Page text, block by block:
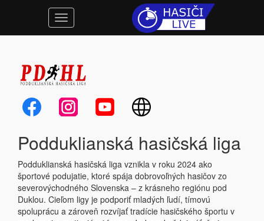
Podduklianská hasičská liga
Podduklianská hasičská liga vznikla v roku 2024 ako
športové podujatie, ktoré spája dobrovoľných hasičov zo
severovýchodného Slovenska – z krásneho regiónu pod
Duklou. Cieľom ligy je podporiť mladých ľudí, tímovú
spoluprácu a zároveň rozvíjať tradície hasičského športu v